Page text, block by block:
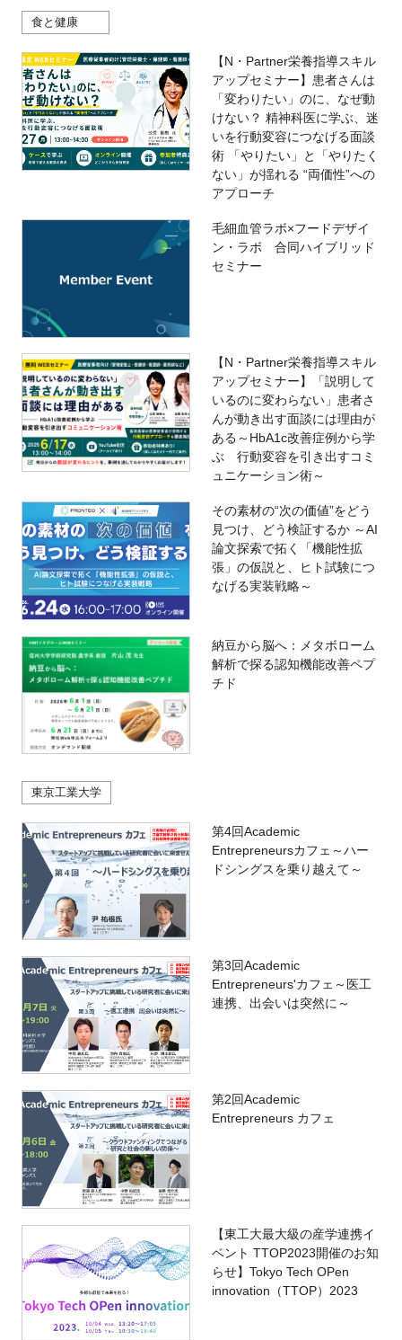
食と健康
【N・Partner栄養指導スキル
アップセミナー】患者さんは
「変わりたい」のに、なぜ動
けない？ 精神科医に学ぶ、迷
いを行動変容につなげる面談
術 「やりたい」と「やりたく
ない」が揺れる “両価性”への
アプローチ
毛細血管ラボ×フードデザイ
ン・ラボ 合同ハイブリッド
セミナー
【N・Partner栄養指導スキル
アップセミナー】「説明して
いるのに変わらない」患者さ
んが動き出す面談には理由が
ある～HbA1c改善症例から学
ぶ 行動変容を引き出すコミ
ュニケーション術～
その素材の“次の価値”をどう
見つけ、どう検証するか ～AI
論文探索で拓く「機能性拡
張」の仮説と、ヒト試験につ
なげる実装戦略～
納豆から脳へ：メタボローム
解析で探る認知機能改善ペプ
チド
東京工業大学
第4回Academic
Entrepreneursカフェ～ハー
ドシングスを乗り越えて～
第3回Academic
Entrepreneurs'カフェ～医工
連携、出会いは突然に～
第2回Academic
Entrepreneurs カフェ
【東工大最大級の産学連携イ
ベント TTOP2023開催のお知
らせ】Tokyo Tech OPen
innovation（TTOP）2023